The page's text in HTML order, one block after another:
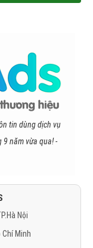
tin dùng dịch vụ
năm vừa qua! -
Nội
Chí Minh